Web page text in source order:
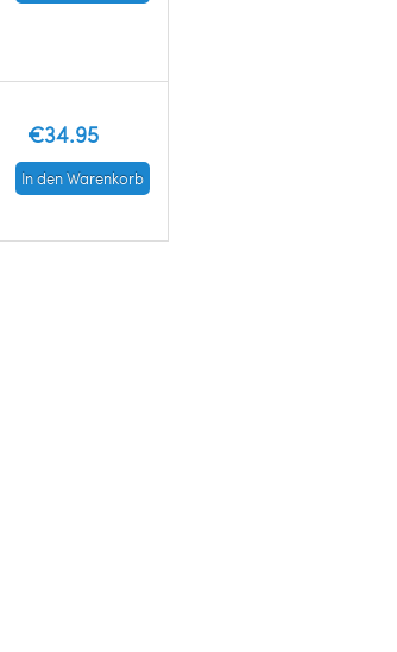
€34.95
In den Warenkorb